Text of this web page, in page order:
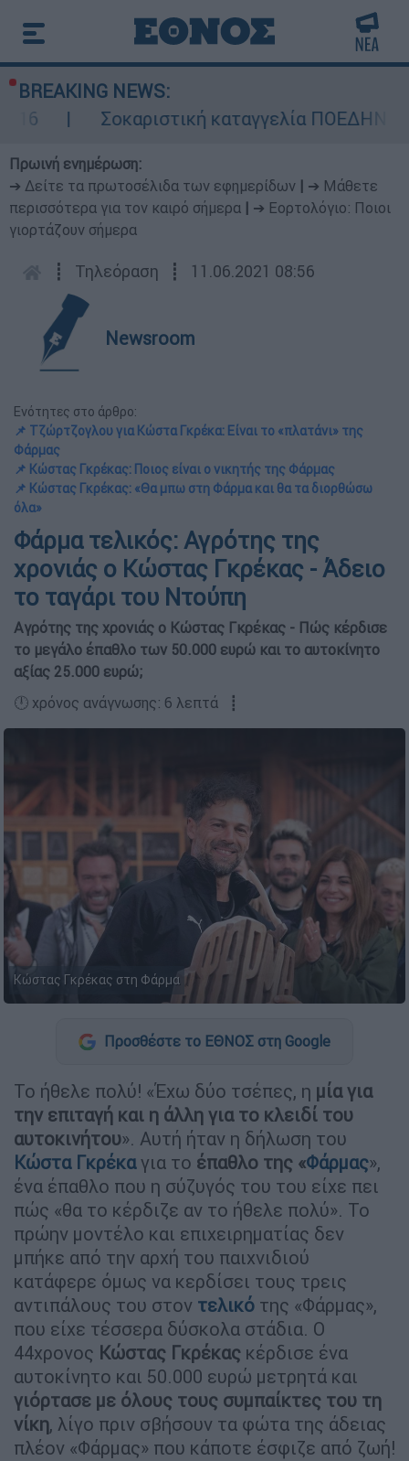
BREAKING NEWS:
Σοκαριστική καταγγελία ΠΟΕΔΗΝ για
Πρωινή ενημέρωση:
➔ Δείτε τα πρωτοσέλιδα των εφημερίδων
➔ Μάθετε
περισσότερα για τον καιρό σήμερα
➔ Εορτολόγιο: Ποιοι
γιορτάζουν σήμερα
┋ Τηλεόραση ┋ 11.06.2021 08:56
Newsroom
Ενότητες στο άρθρο:
📌 Τζώρτζογλου για Κώστα Γκρέκα: Είναι το «πλατάνι» της
Φάρμας
📌 Κώστας Γκρέκας: Ποιος είναι ο νικητής της Φάρμας
📌 Κώστας Γκρέκας: «Θα μπω στη Φάρμα και θα τα διορθώσω
όλα»
Φάρμα τελικός: Αγρότης της
χρονιάς ο Κώστας Γκρέκας - Άδειο
το ταγάρι του Ντούπη
Αγρότης της χρονιάς ο Κώστας Γκρέκας - Πώς κέρδισε
το μεγάλο έπαθλο των 50.000 ευρώ και το αυτοκίνητο
αξίας 25.000 ευρώ;
🕛 χρόνος ανάγνωσης: 6 λεπτά ┋
Κώστας Γκρέκας στη Φάρμα
Προσθέστε το ΕΘΝΟΣ στη Google
Το ήθελε πολύ! «Έχω δύο τσέπες, η μία για
την επιταγή και η άλλη για το κλειδί του
αυτοκινήτου». Αυτή ήταν η δήλωση του
Κώστα Γκρέκαγια το έπαθλο της «Φάρμας»,
ένα έπαθλο που η σύζυγός του του είχε πει
πώς «θα το κέρδιζε αν το ήθελε πολύ». Το
πρώην μοντέλο και επιχειρηματίας δεν
μπήκε από την αρχή του παιχνιδιού
κατάφερε όμως να κερδίσει τους τρεις
αντιπάλους του στον τελικό της «Φάρμας»,
που είχε τέσσερα δύσκολα στάδια. Ο
44χρονος Κώστας Γκρέκας κέρδισε ένα
αυτοκίνητο και 50.000 ευρώ μετρητά και
γιόρτασε με όλους τους συμπαίκτες του τη
νίκη, λίγο πριν σβήσουν τα φώτα της άδειας
πλέον «Φάρμας» που κάποτε έσφιζε από ζωή!